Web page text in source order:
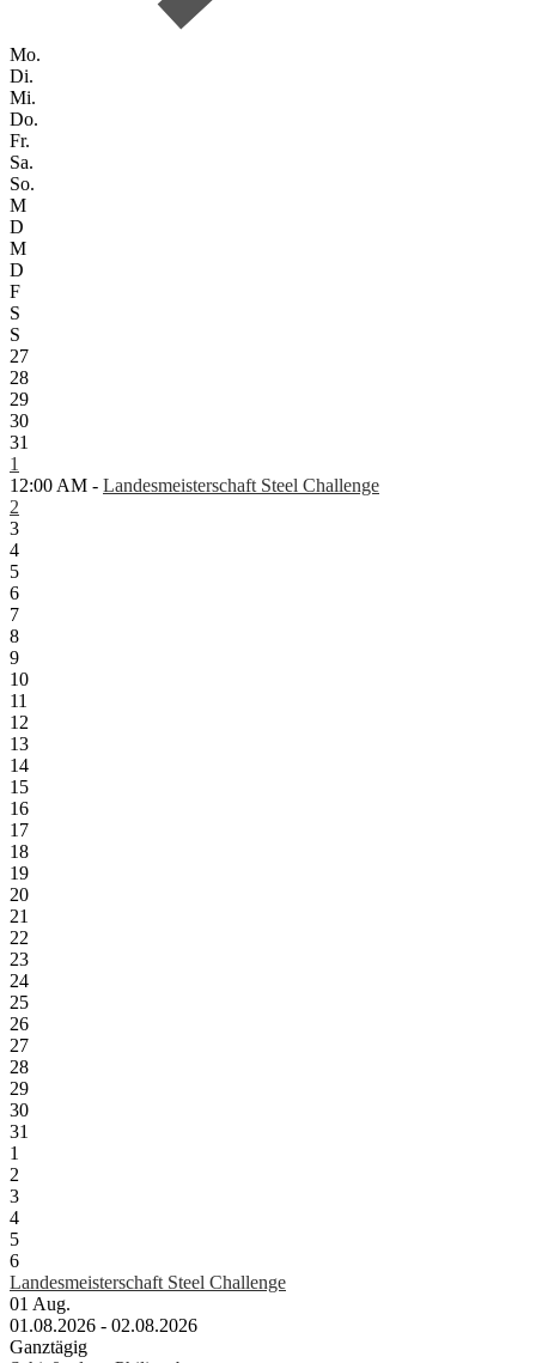
Mo.
Di.
Mi.
Do.
Fr.
Sa.
So.
M
D
M
D
F
S
S
27
28
29
30
31
1
12:00 AM - Landesmeisterschaft Steel Challenge
2
3
4
5
6
7
8
9
10
11
12
13
14
15
16
17
18
19
20
21
22
23
24
25
26
27
28
29
30
31
1
2
3
4
5
6
Landesmeisterschaft Steel Challenge
01 Aug.
01.08.2026 - 02.08.2026
Ganztägig